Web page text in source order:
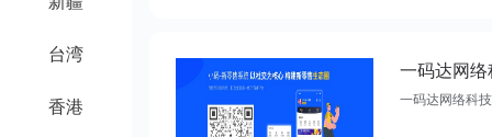
台湾
香港 一码达网络科